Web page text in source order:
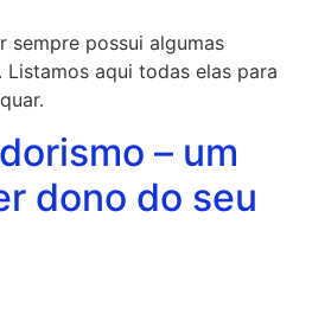
sempre possui algumas
aqui todas elas para
– um
dono do seu